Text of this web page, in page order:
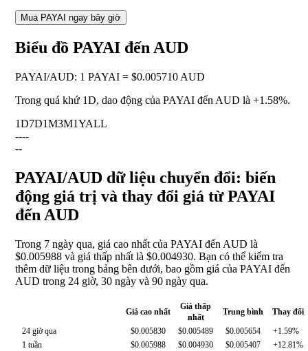
Mua PAYAI ngay bây giờ
Biểu đồ PAYAI đến AUD
PAYAI/AUD: 1 PAYAI = $0.005710 AUD
Trong quá khứ 1D, dao động của PAYAI đến AUD là +1.58%.
1D7D1M3M1YALL
----
--
PAYAI/AUD dữ liệu chuyển đổi: biến
động giá trị và thay đổi giá từ PAYAI
đến AUD
Trong 7 ngày qua, giá cao nhất của PAYAI đến AUD là
$0.005988 và giá thấp nhất là $0.004930. Bạn có thể kiểm tra
thêm dữ liệu trong bảng bên dưới, bao gồm giá của PAYAI đến
AUD trong 24 giờ, 30 ngày và 90 ngày qua.
Giá cao nhất
Giá thấp
nhất
Trung bình
Thay đổi
24 giờ qua
$0.005830 $0.005489 $0.005654
+1.59%
1 tuần
$0.005988 $0.004930 $0.005407
+12.81%